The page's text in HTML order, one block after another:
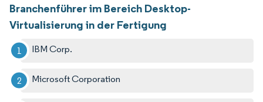
Branchenführer im Bereich Desktop-
Virtualisierung in der Fertigung
IBM Corp.
Microsoft Corporation